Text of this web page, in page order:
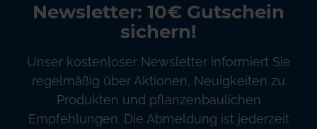
Newsletter: 10€ Gutschein
sichern!
Unser kostenloser Newsletter informiert Sie
regelmäßig über Aktionen, Neuigkeiten zu
Produkten und pflanzenbaulichen
Empfehlungen. Die Abmeldung ist jederzeit